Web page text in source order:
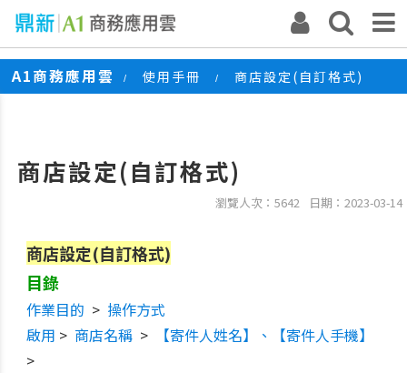
A1商務應用雲 / 使用手冊 / 商店設定(自訂格式)
商店設定(自訂格式)
瀏覽人次：5642 日期：2023-03-14
商店設定(自訂格式)
目錄
作業目的 > 操作方式
啟用 > 商店名稱>
【寄件人姓名】、【寄件人手機】
>